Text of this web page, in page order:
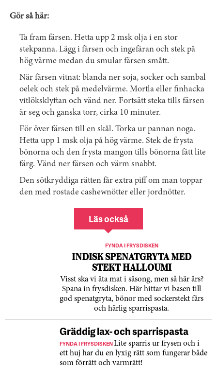
Gör så här:
Ta fram färsen. Hetta upp 2 msk olja i en stor
stekpanna. Lägg i färsen och ingefäran och stek på
hög värme medan du smular färsen smått.
När färsen vitnat: blanda ner soja, socker och sambal
oelek och stek på medelvärme. Mortla eller finhacka
vitlöksklyftan och vänd ner. Fortsätt steka tills färsen
är seg och ganska torr, cirka 10 minuter.
För över färsen till en skål. Torka ur pannan noga.
Hetta upp 1 msk olja på hög värme. Stek de frysta
bönorna och den frysta mangon tills bönorna fått lite
färg. Vänd ner färsen och värm snabbt.
Den sötkryddiga rätten får extra piff om man toppar
den med rostade cashewnötter eller jordnötter.
Läs också
FYNDA I FRYSDISKEN
INDISK SPENATGRYTA MED
STEKT HALLOUMI
Visst ska vi äta mat i säsong, men så här års?
Spana in frysdisken. Här hittar vi basen till
god spenatgryta, bönor med sockerstekt färs
och härlig sparrispasta.
Gräddig lax- och sparrispasta
FYNDA I FRYSDISKENLite sparris ur frysen och i
ett huj har du en lyxig rätt som fungerar både
som förrätt och varmrätt!